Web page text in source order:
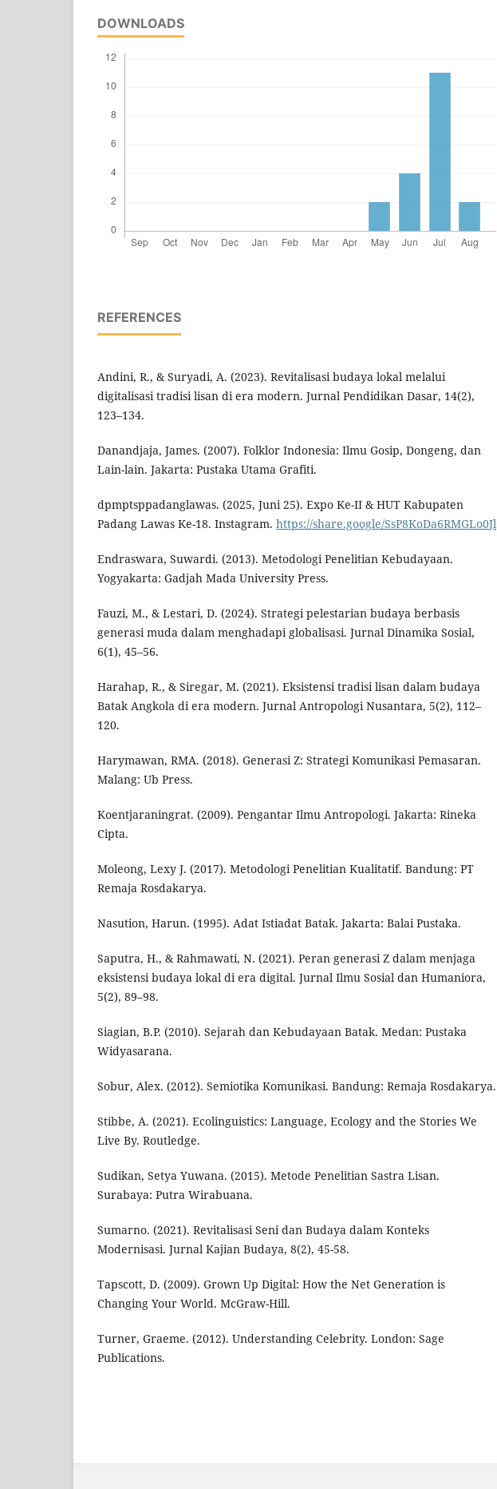
DOWNLOADS
REFERENCES
Andini, R., & Suryadi, A. (2023). Revitalisasi budaya lokal melalui
digitalisasi tradisi lisan di era modern. Jurnal Pendidikan Dasar, 14(2),
123–134.
Danandjaja, James. (2007). Folklor Indonesia: Ilmu Gosip, Dongeng, dan
Lain-lain. Jakarta: Pustaka Utama Grafiti.
dpmptsppadanglawas. (2025, Juni 25). Expo Ke-II & HUT Kabupaten
Padang Lawas Ke-18. Instagram. https://share.google/SsP8KoDa6RMGLo0Jl
Endraswara, Suwardi. (2013). Metodologi Penelitian Kebudayaan.
Yogyakarta: Gadjah Mada University Press.
Fauzi, M., & Lestari, D. (2024). Strategi pelestarian budaya berbasis
generasi muda dalam menghadapi globalisasi. Jurnal Dinamika Sosial,
6(1), 45–56.
Harahap, R., & Siregar, M. (2021). Eksistensi tradisi lisan dalam budaya
Batak Angkola di era modern. Jurnal Antropologi Nusantara, 5(2), 112–
120.
Harymawan, RMA. (2018). Generasi Z: Strategi Komunikasi Pemasaran.
Malang: Ub Press.
Koentjaraningrat. (2009). Pengantar Ilmu Antropologi. Jakarta: Rineka
Cipta.
Moleong, Lexy J. (2017). Metodologi Penelitian Kualitatif. Bandung: PT
Remaja Rosdakarya.
Nasution, Harun. (1995). Adat Istiadat Batak. Jakarta: Balai Pustaka.
Saputra, H., & Rahmawati, N. (2021). Peran generasi Z dalam menjaga
eksistensi budaya lokal di era digital. Jurnal Ilmu Sosial dan Humaniora,
5(2), 89–98.
Siagian, B.P. (2010). Sejarah dan Kebudayaan Batak. Medan: Pustaka
Widyasarana.
Sobur, Alex. (2012). Semiotika Komunikasi. Bandung: Remaja Rosdakarya.
Stibbe, A. (2021). Ecolinguistics: Language, Ecology and the Stories We
Live By. Routledge.
Sudikan, Setya Yuwana. (2015). Metode Penelitian Sastra Lisan.
Surabaya: Putra Wirabuana.
Sumarno. (2021). Revitalisasi Seni dan Budaya dalam Konteks
Modernisasi. Jurnal Kajian Budaya, 8(2), 45-58.
Tapscott, D. (2009). Grown Up Digital: How the Net Generation is
Changing Your World. McGraw-Hill.
Turner, Graeme. (2012). Understanding Celebrity. London: Sage
Publications.